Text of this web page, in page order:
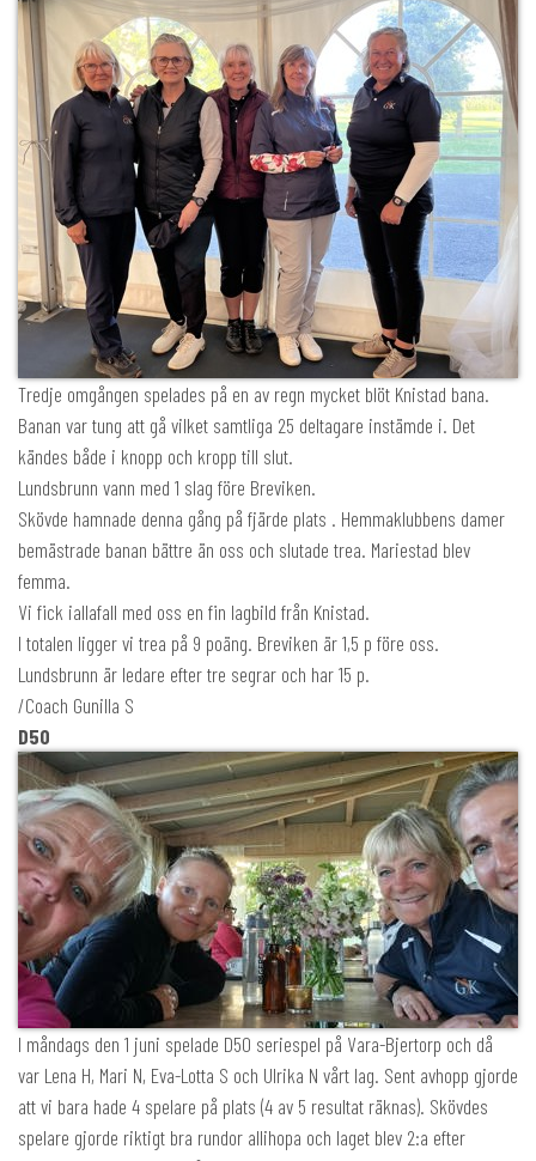
Tredje omgången spelades på en av regn mycket blöt Knistad bana.
Banan var tung att gå vilket samtliga 25 deltagare instämde i. Det
kändes både i knopp och kropp till slut.
Lundsbrunn vann med 1 slag före Breviken.
Skövde hamnade denna gång på fjärde plats . Hemmaklubbens damer
bemästrade banan bättre än oss och slutade trea. Mariestad blev
femma.
Vi fick iallafall med oss en fin lagbild från Knistad.
I totalen ligger vi trea på 9 poäng. Breviken är 1,5 p före oss.
Lundsbrunn är ledare efter tre segrar och har 15 p.
/Coach Gunilla S
D50
I måndags den 1 juni spelade D50 seriespel på Vara-Bjertorp och då
var Lena H, Mari N, Eva-Lotta S och Ulrika N vårt lag. Sent avhopp gjorde
att vi bara hade 4 spelare på plats (4 av 5 resultat räknas). Skövdes
spelare gjorde riktigt bra rundor allihopa och laget blev 2:a efter